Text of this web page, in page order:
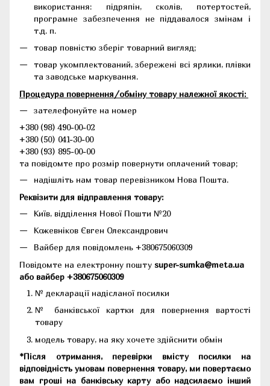
використання: підряпін, сколів, потертостей,
програмне забезпечення не піддавалося змінам і
т.д. п.
товар повністю зберіг товарний вигляд;
товар укомплектований, збережені всі ярлики, плівки
та заводське маркування.
Процедура повернення/обміну товару належної якості:
зателефонуйте на номер
+380 (98) 490-00-02
+380 (50) 041-30-00
+380 (93) 895-00-00
та повідомте про розмір повернути оплачений товар;
надішліть нам товар перевізником Нова Пошта.
Реквізити для відправлення товару:
Київ, відділення Нової Пошти №20
Кожевніков Євген Олександрович
Вайбер для повідомлень +380675060309
Повідомте на електронну пошту super-sumka@meta.ua
або вайбер +380675060309
№ декларації надісланої посилки
№ банківської картки для повернення вартості
товару
модель товару, на яку хочете здійснити обмін
*Після отримання, перевірки вмісту посилки на
відповідність умовам повернення товару, ми повертаємо
вам гроші на банківську карту або надсилаємо інший